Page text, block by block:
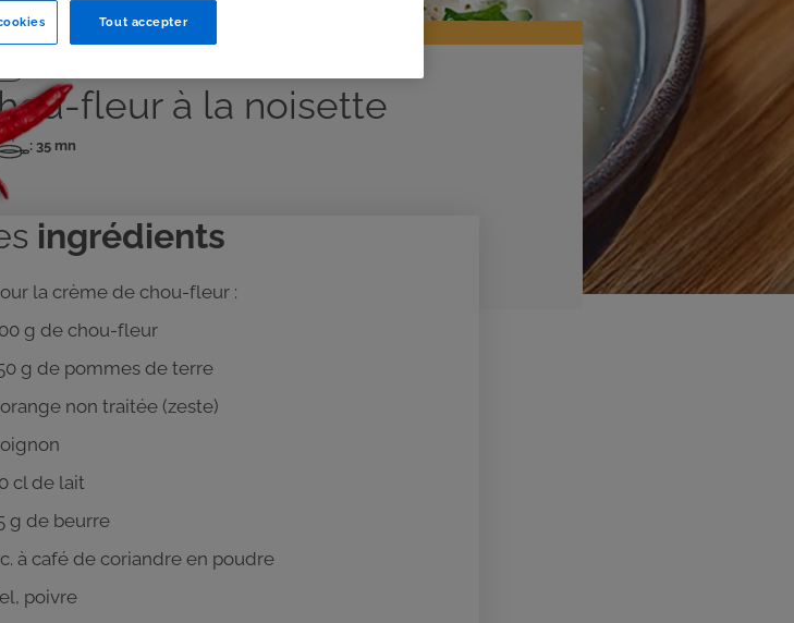
fleur à la noisette
: 35 mn
ingrédients
la crème de chou-fleur :
g de chou-fleur
g de pommes de terre
orange non traitée (zeste)
oignon
cl de lait
g de beurre
c. à café de coriandre en poudre
poivre
Tout accepter